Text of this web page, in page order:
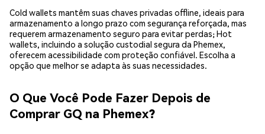
Cold wallets mantêm suas chaves privadas offline, ideais para
armazenamento a longo prazo com segurança reforçada, mas
requerem armazenamento seguro para evitar perdas; Hot
wallets, incluindo a solução custodial segura da Phemex,
oferecem acessibilidade com proteção confiável. Escolha a
opção que melhor se adapta às suas necessidades.
O Que Você Pode Fazer Depois de
Comprar GQ na Phemex?